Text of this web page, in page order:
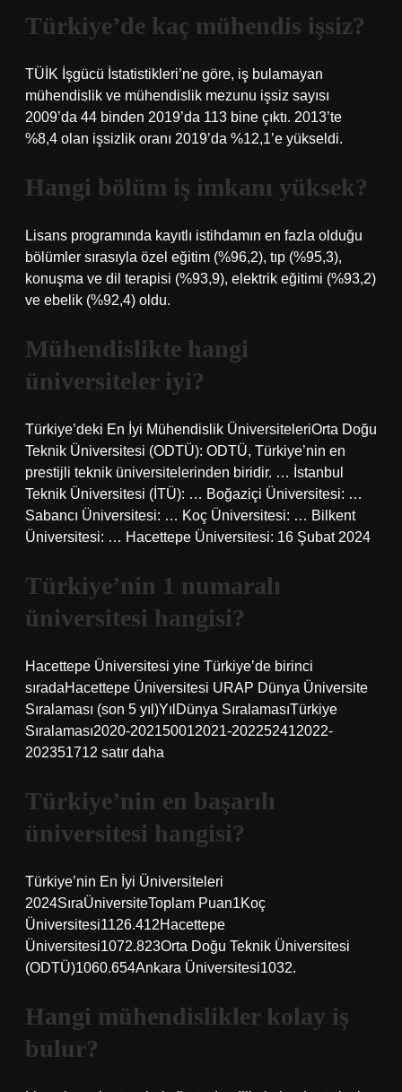
Türkiye’de kaç mühendis işsiz?
TÜİK İşgücü İstatistikleri’ne göre, iş bulamayan
mühendislik ve mühendislik mezunu işsiz sayısı
2009’da 44 binden 2019’da 113 bine çıktı. 2013’te
%8,4 olan işsizlik oranı 2019’da %12,1’e yükseldi.
Hangi bölüm iş imkanı yüksek?
Lisans programında kayıtlı istihdamın en fazla olduğu
bölümler sırasıyla özel eğitim (%96,2), tıp (%95,3),
konuşma ve dil terapisi (%93,9), elektrik eğitimi (%93,2)
ve ebelik (%92,4) oldu.
Mühendislikte hangi
üniversiteler iyi?
Türkiye’deki En İyi Mühendislik ÜniversiteleriOrta Doğu
Teknik Üniversitesi (ODTÜ): ODTÜ, Türkiye’nin en
prestijli teknik üniversitelerinden biridir. … İstanbul
Teknik Üniversitesi (İTÜ): … Boğaziçi Üniversitesi: …
Sabancı Üniversitesi: … Koç Üniversitesi: … Bilkent
Üniversitesi: … Hacettepe Üniversitesi: 16 Şubat 2024
Türkiye’nin 1 numaralı
üniversitesi hangisi?
Hacettepe Üniversitesi yine Türkiye’de birinci
sıradaHacettepe Üniversitesi URAP Dünya Üniversite
Sıralaması (son 5 yıl)YılDünya SıralamasıTürkiye
Sıralaması2020-202150012021-202252412022-
202351712 satır daha
Türkiye’nin en başarılı
üniversitesi hangisi?
Türkiye’nin En İyi Üniversiteleri
2024SıraÜniversiteToplam Puan1Koç
Üniversitesi1126.412Hacettepe
Üniversitesi1072.823Orta Doğu Teknik Üniversitesi
(ODTÜ)1060.654Ankara Üniversitesi1032.
Hangi mühendislikler kolay iş
bulur?